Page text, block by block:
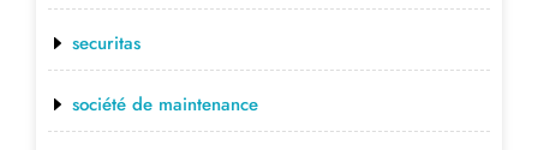
securitas
société de maintenance